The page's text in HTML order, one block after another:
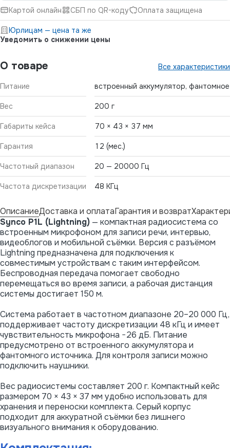
О товаре Все характеристики
Питание встроенный аккумулятор, фантомное
Вес 200 г
Габариты кейса 70 × 43 × 37 мм
Гарантия 12 (мес.)
Частотный диапазон 20 — 20000 Гц
Частота дискретизации 48 КГц
Картой онлайн СБП по QR-коду Оплата защищена
Юрлицам — цена та же
Уведомить о снижении цены
ОписаниеДоставка и оплатаГарантия и возврат
Synco P1L (Lightning) — компактная радиосистема со
встроенным микрофоном для записи речи, интервью,
видеоблогов и мобильной съёмки. Версия с разъёмом
Lightning предназначена для подключения к
совместимым устройствам с таким интерфейсом.
Беспроводная передача помогает свободно
перемещаться во время записи, а рабочая дистанция
системы достигает 150 м.
Система работает в частотном диапазоне 20–20 000 Гц,
поддерживает частоту дискретизации 48 кГц и имеет
чувствительность микрофона −26 дБ. Питание
предусмотрено от встроенного аккумулятора и
фантомного источника. Для контроля записи можно
подключить наушники.
Вес радиосистемы составляет 200 г. Компактный кейс
размером 70 × 43 × 37 мм удобно использовать для
хранения и переноски комплекта. Серый корпус
подходит для аккуратной съёмки без лишнего
визуального внимания к оборудованию.